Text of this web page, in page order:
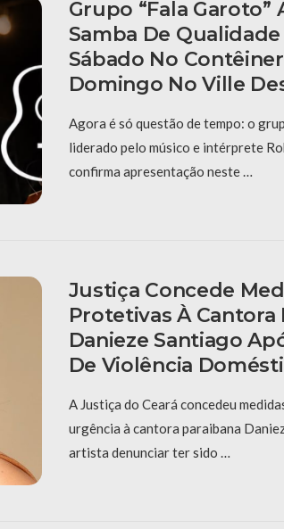
Grupo “Fala Garoto”
Samba De
Sábado No
Domingo No Ville
Agora é só questão de tempo: o
liderado pelo músico e intérprete
confirma apresentação neste …
Justiça Concede
Protetivas À Cantora
Danieze Santiago
De Violência
A Justiça do Ceará concedeu
urgência à cantora paraibana
artista denunciar ter sido …